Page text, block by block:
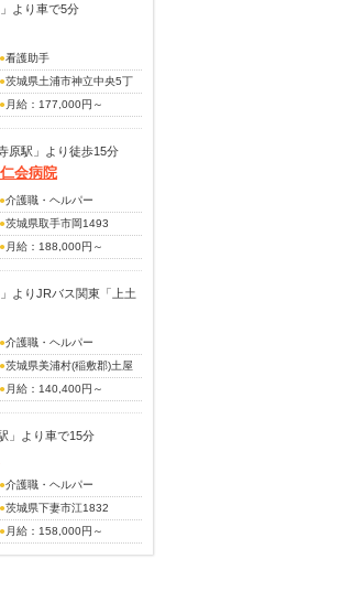
※夜勤手当(5回分)を含む
職種手当：22,000円～
25,000円
処遇改善手当：10,000円～
25,000円
皆勤手当：10,000円
夜勤手当：7,000円～10,000
円
住宅手当：10,000円～
15,000円
家族手当：5,000円～10,000
円
賞与あり(昨年度実績・年2
回・2,00ヵ月分支給)
より車で5分
●看護助手
●茨城県土浦市神立中央5丁
目4-20
● 月給：177,000円～
252,000円
(手当内訳)
夜勤手当：8,000円/回(月4回
程度)
職群手当：3,000円～18,000
円
処遇改善手当：2,000円
時間外手当
配偶者：18,000円
子供：6,000円/人
住宅手当：1上限20,000円
賞与(前年度実績・年2回・計
3.6ヶ月分支給)
原駅」より徒歩15分
会病院
●介護職・ヘルパー
●茨城県取手市岡1493
● 月給：188,000円～
242,700円
(手当内訳)
当直手当：8,000円/4回分
(別途手当)
賞与あり(年2回)
よりJRバス関東「上土
●介護職・ヘルパー
●茨城県美浦村(稲敷郡)土屋
字山下1979番地
● 月給：140,400円～
182,200円
（手当内訳）
特別手当：5,000円～5,000
円
（別途手当）
」より車で15分
●介護職・ヘルパー
●茨城県下妻市江1832
● 月給：158,000円～
178,000円